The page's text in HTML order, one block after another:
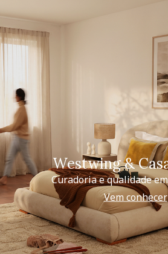
Westwing &
Curadoria e qualidade
Vem conhecer